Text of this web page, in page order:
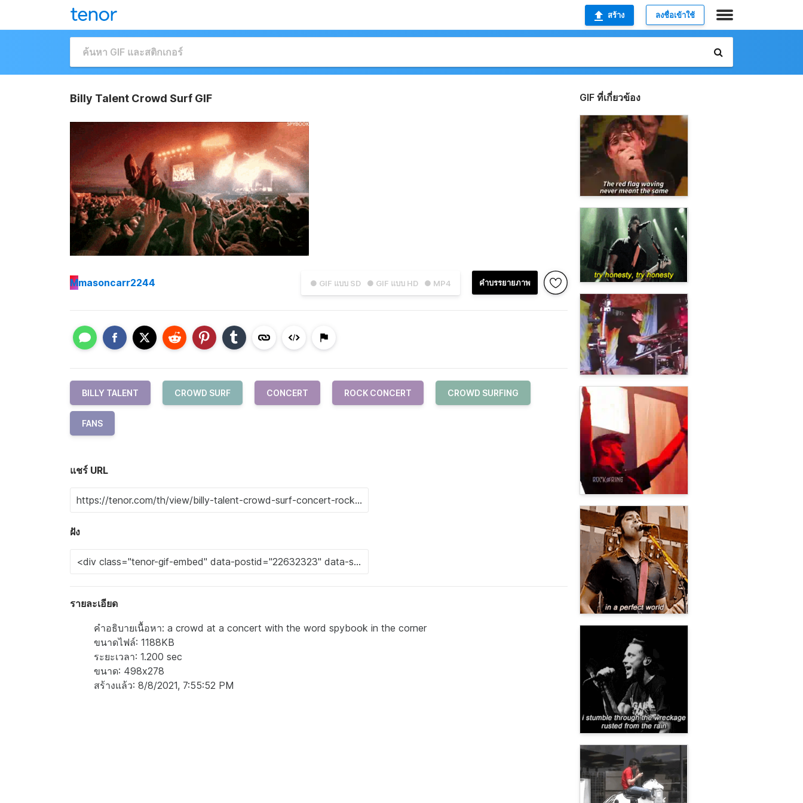
สร้าง ลงชื่อเข้าใช้
Billy Talent Crowd Surf GIF
● GIF แบบ SD ● GIF แบบ HD ● MP4 คำบรรยายภาพ
Mmasoncarr2244
BILLY TALENT CROWD SURF CONCERT ROCK CONCERT CROWD SURFING
FANS
แชร์ URL
ฝัง
รายละเอียด
คำอธิบายเนื้อหา: a crowd at a concert with the word spybook in the corner
ขนาดไฟล์: 1188KB
ระยะเวลา: 1.200 sec
ขนาด: 498x278
สร้างแล้ว: 8/8/2021, 7:55:52 PM
GIF ที่เกี่ยวข้อง